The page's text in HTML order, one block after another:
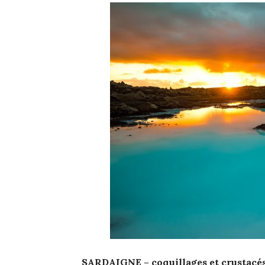
SARDAIGNE – coquillages et